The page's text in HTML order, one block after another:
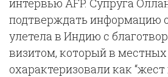
интервью AFP. Супруга
подтверждать информацию
улетела в Индию с
визитом, который в
охарактеризовали как